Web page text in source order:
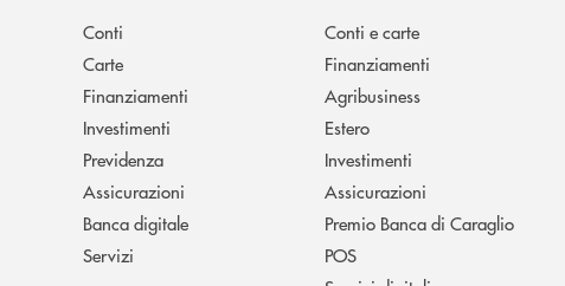
Conti
Carte
Finanziamenti
Investimenti
Previdenza
Assicurazioni
Banca digitale
Servizi
Conti e carte
Finanziamenti
Agribusiness
Estero
Investimenti
Assicurazioni
Premio Banca di Caraglio
POS